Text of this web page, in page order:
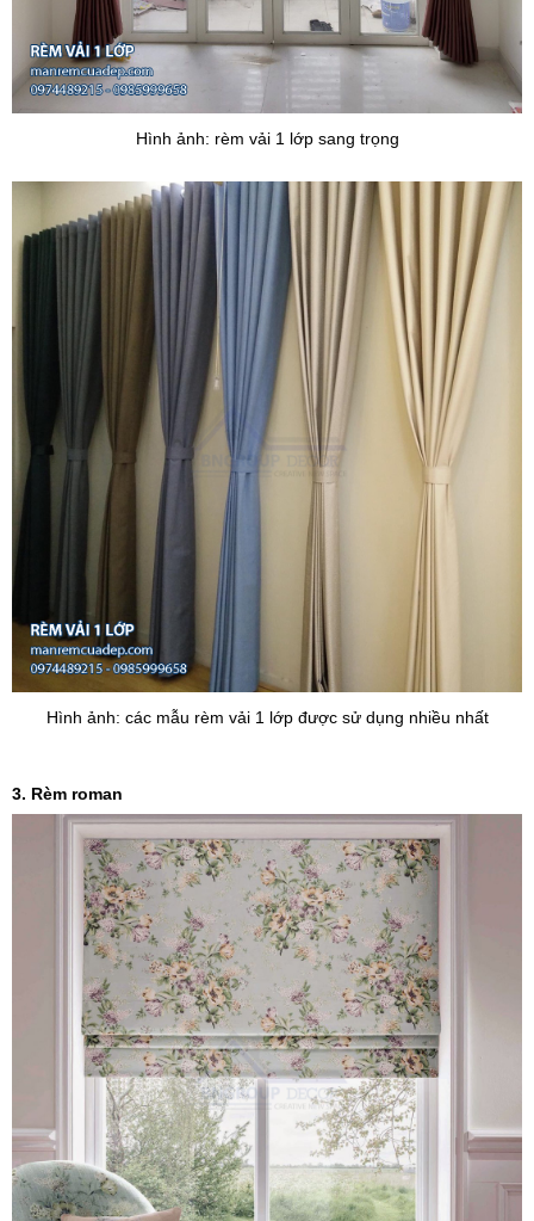
Hình ảnh: rèm vải 1 lớp sang trọng
Hình ảnh: các mẫu rèm vải 1 lớp được sử dụng nhiều nhất
3. Rèm roman